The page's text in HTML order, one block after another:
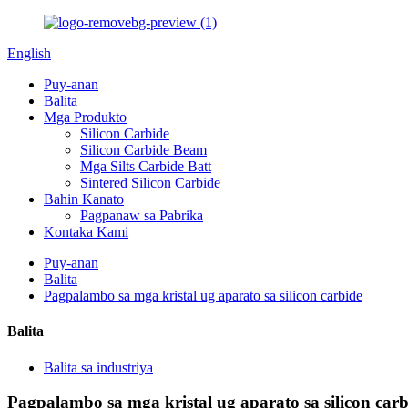
English
Puy-anan
Balita
Mga Produkto
Silicon Carbide
Silicon Carbide Beam
Mga Silts Carbide Batt
Sintered Silicon Carbide
Bahin Kanato
Pagpanaw sa Pabrika
Kontaka Kami
Puy-anan
Balita
Pagpalambo sa mga kristal ug aparato sa silicon carbide
Balita
Balita sa industriya
Pagpalambo sa mga kristal ug aparato sa silicon